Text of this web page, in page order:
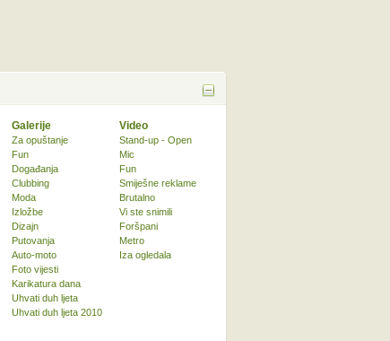
Galerije
Za opuštanje
Fun
Događanja
Clubbing
Moda
Izložbe
Dizajn
Putovanja
Auto-moto
Foto vijesti
Karikatura dana
Uhvati duh ljeta
Uhvati duh ljeta 2010
Video
Stand-up - Open
Mic
Fun
Smiješne reklame
Brutalno
Vi ste snimili
Foršpani
Metro
Iza ogledala